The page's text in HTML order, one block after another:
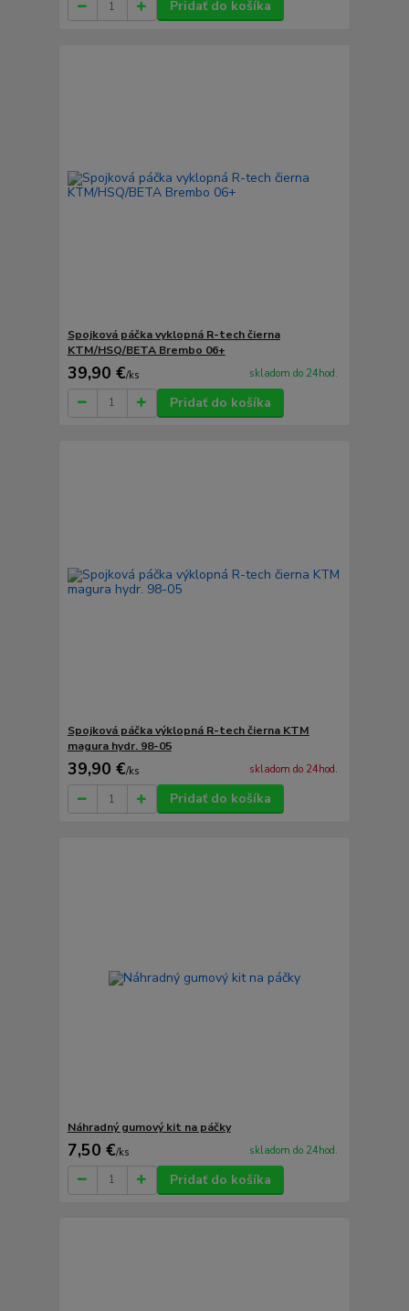
Pridať do košíka
Spojková páčka vyklopná R-tech čierna
KTM/HSQ/BETA Brembo 06+
39,90 €/ks skladom do 24hod.
Pridať do košíka
Spojková páčka výklopná R-tech čierna KTM
magura hydr. 98-05
39,90 €/ks skladom do 24hod.
Pridať do košíka
Náhradný gumový kit na páčky
7,50 €/ks skladom do 24hod.
Pridať do košíka